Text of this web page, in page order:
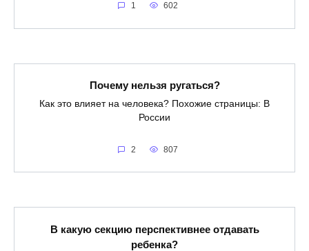
1 602
Почему нельзя ругаться?
Как это влияет на человека? Похожие страницы: В
России
2 807
В какую секцию перспективнее отдавать
ребенка?